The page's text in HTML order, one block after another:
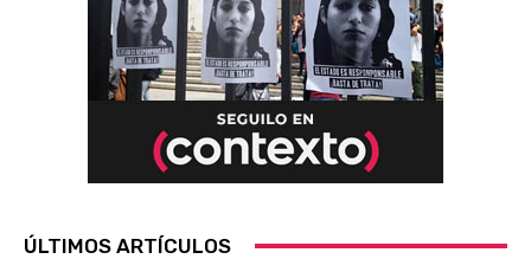
ÚLTIMOS ARTÍCULOS